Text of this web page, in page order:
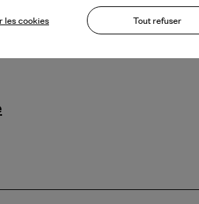
les cookies Tout refuser